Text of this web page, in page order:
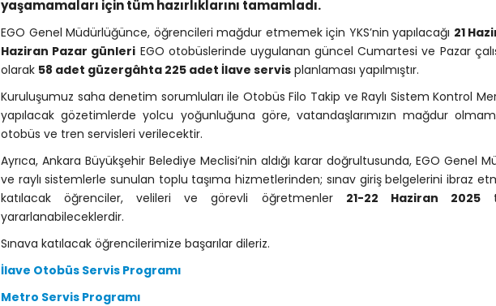
yaşamamaları için tüm hazırlıklarını tamamladı.
EGO Genel Müdürlüğünce, öğrencileri mağdur etmemek için YKS’nin yapılacağı 21
Haziran Pazar günleri EGO otobüslerinde uygulanan güncel Cumartesi ve Pazar
olarak 58 adet güzergâhta 225 adet İlave servis planlaması yapılmıştır.
Kuruluşumuz saha denetim sorumluları ile Otobüs Filo Takip ve Raylı Sistem Kontrol
yapılacak gözetimlerde yolcu yoğunluğuna göre, vatandaşlarımızın mağdur
otobüs ve tren servisleri verilecektir.
Ayrıca, Ankara Büyükşehir Belediye Meclisi’nin aldığı karar doğrultusunda, EGO Genel
ve raylı sistemlerle sunulan toplu taşıma hizmetlerinden; sınav giriş belgelerini ibraz
katılacak öğrenciler, velileri ve görevli öğretmenler 21-22 Haziran 2025
yararlanabileceklerdir.
Sınava katılacak öğrencilerimize başarılar dileriz.
İlave Otobüs Servis Programı
Metro Servis Programı